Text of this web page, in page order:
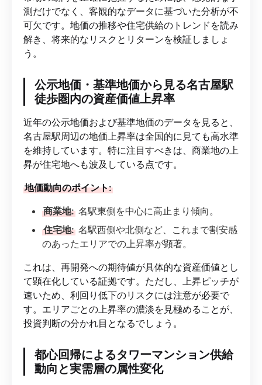
測だけでなく、客観的なデータに基づいた分析が不
可欠です。地価の推移や住宅供給のトレンドを読み
解き、将来的なリスクとリターンを検証しましょ
う。
公示地価・基準地価から見る名古屋駅
徒歩圏内の資産価値上昇率
近年の公示地価および基準地価のデータを見ると、
名古屋駅周辺の地価上昇率は全国的に見ても高水準
を維持しています。特に注目すべきは、商業地の上
昇が住宅地へも波及している点です。
地価動向のポイント:
商業地: 名駅東側を中心に高止まり傾向。
住宅地: 名駅西側や北側など、これまで割安感
のあったエリアでの上昇率が顕著。
これは、再開発への期待値が具体的な資産価値とし
て顕在化している証拠です。ただし、上昇ピッチが
速いため、利回り低下のリスクには注意が必要で
す。エリアごとの上昇率の濃淡を見極めることが、
投資判断の分かれ目となるでしょう。
都心回帰によるタワーマンション供給
動向と実需層の属性変化